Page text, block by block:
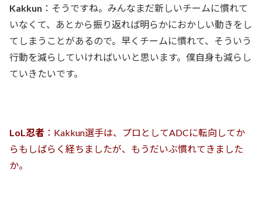
Kakkun ：そうですね。みんなまだ新しいチームに慣れて
いなくて、あとから振り返れば明らかにおかしい動きをし
てしまうことがあるので。早くチームに慣れて、そういう
行動を減らしていければいいと思います。僕自身も減らし
ていきたいです。
LoL忍者 ：Kakkun選手は、プロとしてADCに転向してか
らもしばらく経ちましたが、もうだいぶ慣れてきました
か。